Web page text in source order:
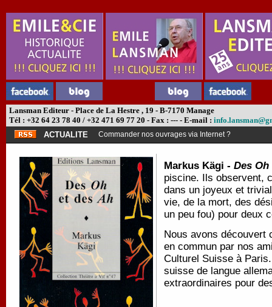
Lansman Editeur - Place de La Hestre , 19 - B-7170 Manage
Tél : +32 64 23 78 40 / +32 471 69 77 20 - Fax : --- - E-mail :
ACTUALITE
Commander nos ouvrages via Internet ?
Markus Kägi - Des
piscine. Ils observent,
dans un joyeux et
vie, de la mort, des
un peu fou) pour deux
Nous avons découvert
en commun par nos
Culturel Suisse à
suisse de langue
extraordinaires pour